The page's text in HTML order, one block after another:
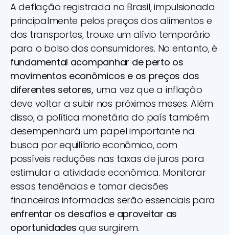
A deflação registrada no Brasil, impulsionada
principalmente pelos preços dos alimentos e
dos transportes, trouxe um alívio temporário
para o bolso dos consumidores. No entanto, é
fundamental acompanhar de perto os
movimentos econômicos e os preços dos
diferentes setores, uma vez que a inflação
deve voltar a subir nos próximos meses. Além
disso, a política monetária do país também
desempenhará um papel importante na
busca por equilíbrio econômico, com
possíveis reduções nas taxas de juros para
estimular a atividade econômica. Monitorar
essas tendências e tomar decisões
financeiras informadas serão essenciais para
enfrentar os desafios e aproveitar as
oportunidades que surgirem.